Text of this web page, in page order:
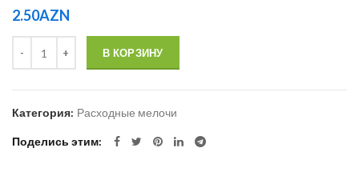
2.50AZN
В КОРЗИНУ
Категория: Расходные мелочи
Поделись этим